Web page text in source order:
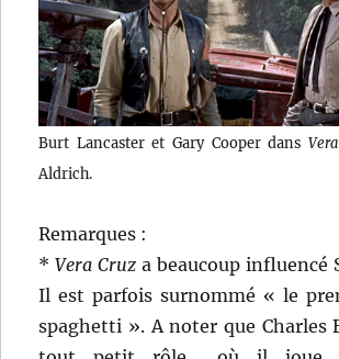
Burt Lancaster et Gary Cooper dans
Aldrich.
Remarques :
*Vera Cruz a beaucoup influencé
Il est parfois surnommé « le
spaghetti ». A noter que Charles